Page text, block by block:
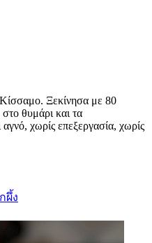
Κίσσαμο. Ξεκίνησα με 80
θυμάρι και τα
χωρίς επεξεργασία, χωρίς
ผึ้ง